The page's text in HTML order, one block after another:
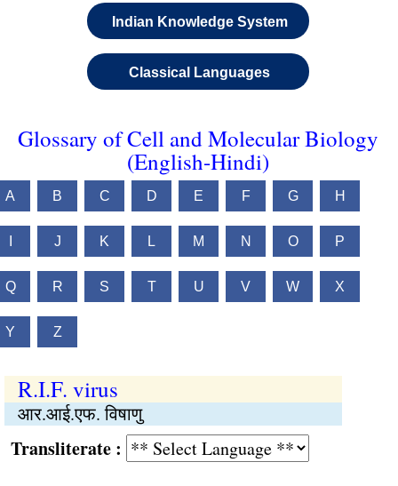
Indian Knowledge System
Classical Languages
Glossary of Cell and Molecular Biology
(English-Hindi)
A B C D E F G H
J K L M N O P
Q R S T U V W X
Y Z
R.I.F. virus
आर.आई.एफ. विषाणु
: